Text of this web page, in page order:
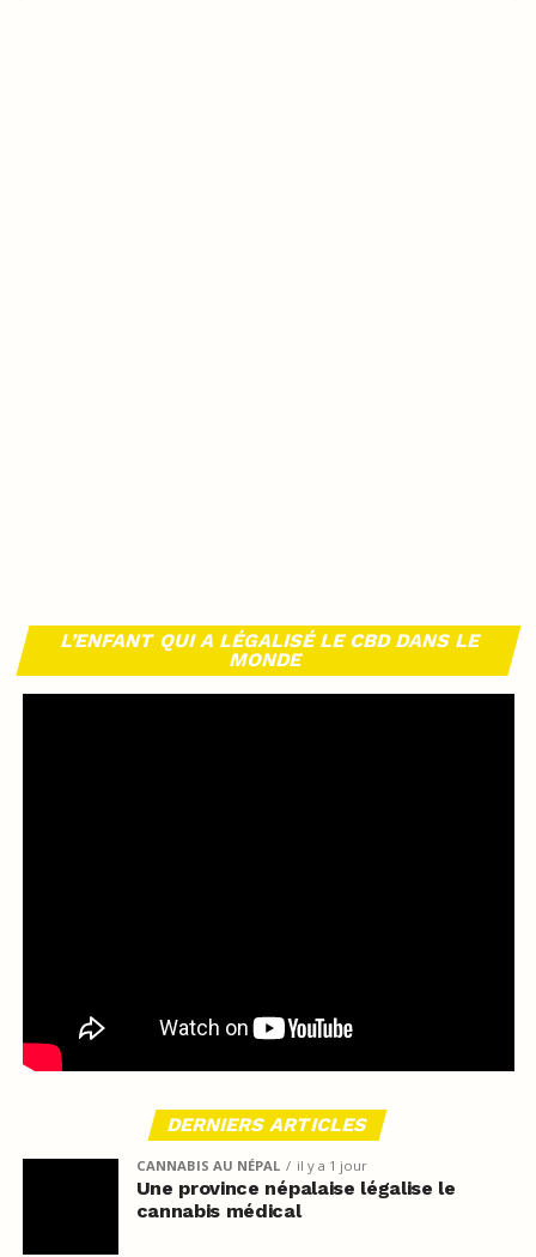
L’ENFANT QUI A LÉGALISÉ LE CBD DANS LE
MONDE
DERNIERS ARTICLES
CANNABIS AU NÉPAL il y a 1 jour
Une province népalaise légalise le
cannabis médical